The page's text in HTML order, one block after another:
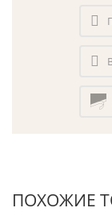
ПОХОЖИЕ